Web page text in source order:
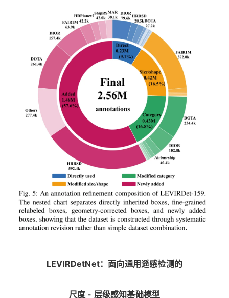
LEVIRDetNet：面向通用遥感检测的
尺度 - 层级感知基础模型